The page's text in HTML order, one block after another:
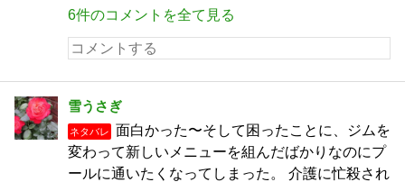
6件のコメントを全て見る
雪うさぎ
ネタバレ
面白かった〜そして困ったことに、ジムを
変わって新しいメニューを組んだばかりなのにプ
ールに通いたくなってしまった。 介護に忙殺され